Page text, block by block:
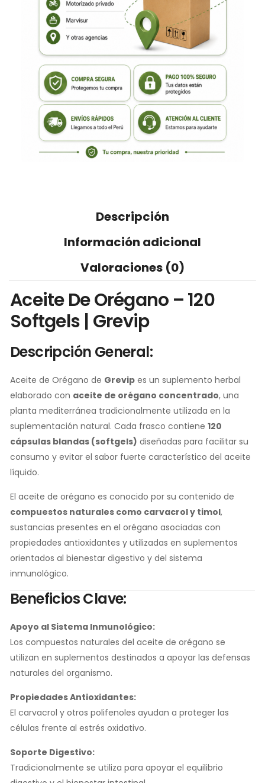
Descripción
Información adicional
Valoraciones (0)
Aceite De Orégano – 120
Softgels | Grevip
Descripción General:
Aceite de Orégano de Grevip es un suplemento herbal
elaborado con aceite de orégano concentrado, una
planta mediterránea tradicionalmente utilizada en la
suplementación natural. Cada frasco contiene 120
cápsulas blandas (softgels) diseñadas para facilitar su
consumo y evitar el sabor fuerte característico del aceite
líquido.
El aceite de orégano es conocido por su contenido de
compuestos naturales como carvacrol y timol,
sustancias presentes en el orégano asociadas con
propiedades antioxidantes y utilizadas en suplementos
orientados al bienestar digestivo y del sistema
inmunológico.
Beneficios Clave:
Apoyo al Sistema Inmunológico:
Los compuestos naturales del aceite de orégano se
utilizan en suplementos destinados a apoyar las defensas
naturales del organismo.
Propiedades Antioxidantes:
El carvacrol y otros polifenoles ayudan a proteger las
células frente al estrés oxidativo.
Soporte Digestivo:
Tradicionalmente se utiliza para apoyar el equilibrio